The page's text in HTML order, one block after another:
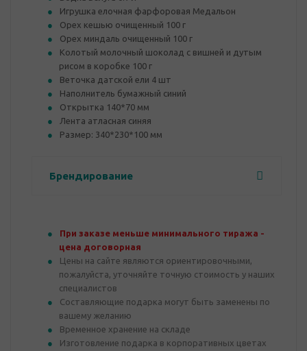
Игрушка елочная фарфоровая Медальон
Орех кешью очищенный 100 г
Орех миндаль очищенный 100 г
Колотый молочный шоколад с вишней и дутым
рисом в коробке 100 г
Веточка датской ели 4 шт
Наполнитель бумажный синий
Открытка 140*70 мм
Лента атласная синяя
Размер: 340*230*100 мм
Брендирование
При заказе меньше минимального тиража -
цена договорная
Цены на сайте являются ориентировочными,
пожалуйста, уточняйте точную стоимость у наших
специалистов
Составляющие подарка могут быть заменены по
вашему желанию
Временное хранение на складе
Изготовление подарка в корпоративных цветах